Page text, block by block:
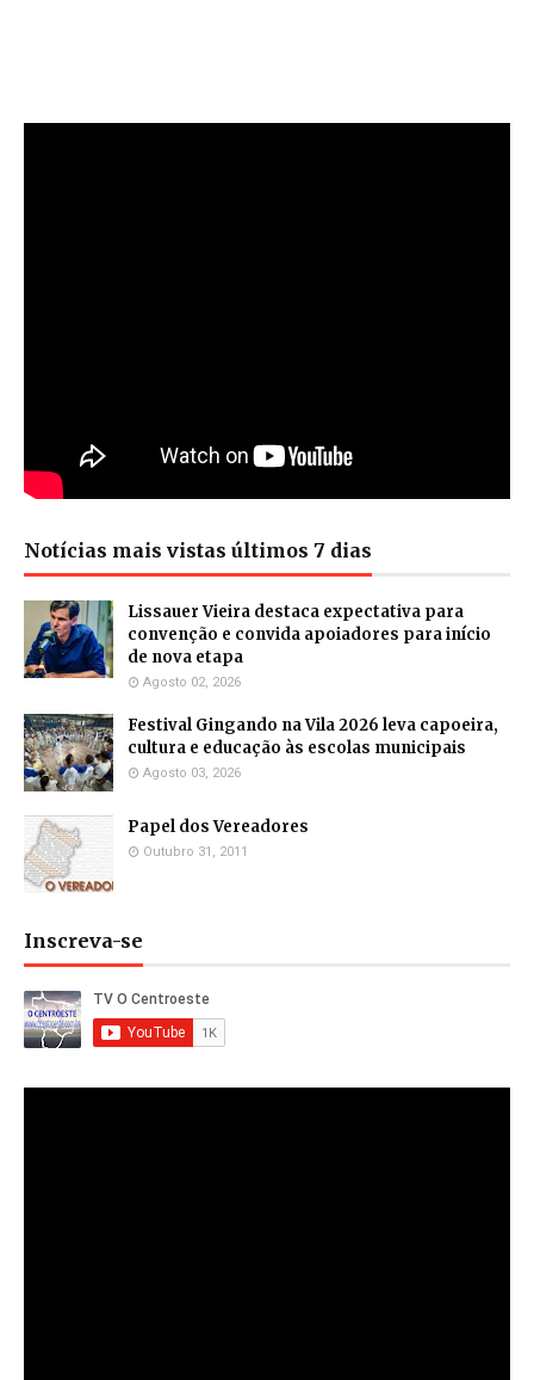
Notícias mais vistas últimos 7 dias
Lissauer Vieira destaca expectativa para
convenção e convida apoiadores para início
de nova etapa
Agosto 02, 2026
Festival Gingando na Vila 2026 leva capoeira,
cultura e educação às escolas municipais
Agosto 03, 2026
Papel dos Vereadores
Outubro 31, 2011
Inscreva-se